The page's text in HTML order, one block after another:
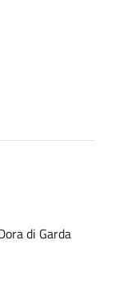
di Garda